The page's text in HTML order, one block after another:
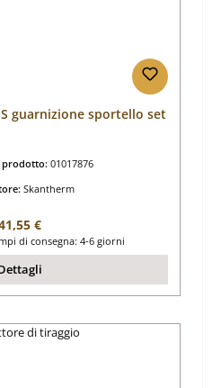
guarnizione sportello set
prodotto: 01017876
Skantherm
normale:
€
di consegna: 4-6 giorni